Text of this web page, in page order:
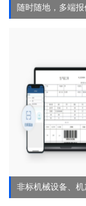
随时随地，多端
非标机械设备、机